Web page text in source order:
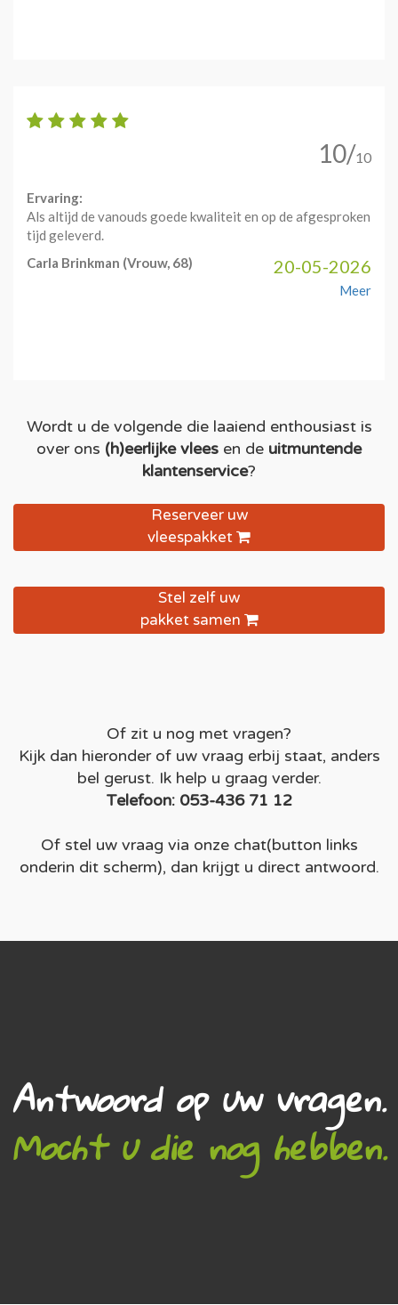
10/10
Ervaring:
Als altijd de vanouds goede kwaliteit en op de afgesproken
tijd geleverd.
Carla Brinkman (Vrouw, 68) 20-05-2026
Meer
Wordt u de volgende die laaiend enthousiast is
over ons (h)eerlijke vlees en de uitmuntende
klantenservice?
Reserveer uw
vleespakket
Stel zelf uw
pakket samen
Of zit u nog met vragen?
Kijk dan hieronder of uw vraag erbij staat, anders
bel gerust. Ik help u graag verder.
Telefoon: 053-436 71 12
Of stel uw vraag via onze chat(button links
onderin dit scherm), dan krijgt u direct antwoord.
Antwoord op uw vragen.
Mocht u die nog hebben.